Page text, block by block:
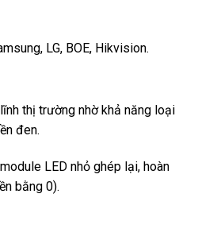
LG, BOE, Hikvision.
thị trường nhờ khả năng loại
đen.
LED nhỏ ghép lại, hoàn
bằng 0).